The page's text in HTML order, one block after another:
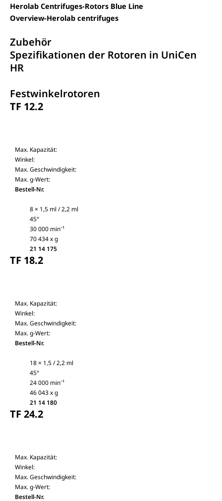
Herolab Centrifuges-Rotors Blue Line
Overview-Herolab centrifuges
Zubehör
Spezifikationen der Rotoren in UniCen
HR
Festwinkelrotoren
TF 12.2
Max. Kapazität:
Winkel:
Max. Geschwindigkeit:
Max. g-Wert:
Bestell-Nr.
8 × 1,5 ml / 2,2 ml
45°
30 000 min⁻¹
70 434 x g
21 14 175
TF 18.2
Max. Kapazität:
Winkel:
Max. Geschwindigkeit:
Max. g-Wert:
Bestell-Nr.
18 × 1,5 / 2,2 ml
45°
24 000 min⁻¹
46 043 x g
21 14 180
TF 24.2
Max. Kapazität:
Winkel:
Max. Geschwindigkeit:
Max. g-Wert:
Bestell-Nr.